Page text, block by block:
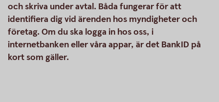
och skriva under avtal. Båda fungerar för att
identifiera dig vid ärenden hos myndigheter och
företag. Om du ska logga in hos oss, i
internetbanken eller våra appar, är det BankID på
kort som gäller.